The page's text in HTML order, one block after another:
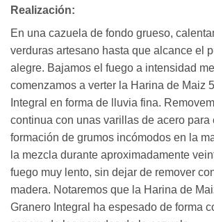
Realización:
En una cazuela de fondo grueso,
verduras artesano hasta que alcance el
alegre. Bajamos el fuego a intensidad
comenzamos a verter la Harina de Maiz
Integral en forma de lluvia fina.
continua con unas varillas de acero para
formación de grumos incómodos en la
la mezcla durante aproximadamente
fuego muy lento, sin dejar de remover
madera. Notaremos que la Harina de
Granero Integral ha espesado de forma